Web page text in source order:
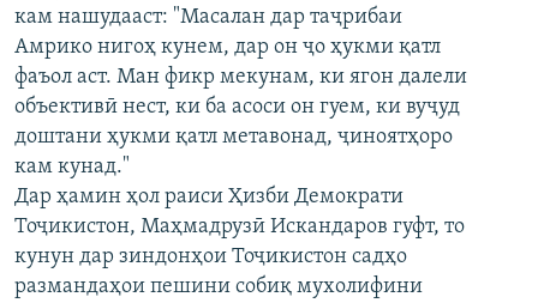
кам нашудааст: "Масалан дар таҷрибаи
Амрико нигоҳ кунем, дар он ҷо ҳукми қатл
фаъол аст. Ман фикр мекунам, ки ягон далели
объективӣ нест, ки ба асоси он гуем, ки вуҷуд
доштани ҳукми қатл метавонад, ҷиноятҳоро
кам кунад."
Дар ҳамин ҳол раиси Ҳизби Демократи
Тоҷикистон, Маҳмадрузӣ Искандаров гуфт, то
кунун дар зиндонҳои Тоҷикистон садҳо
размандаҳои пешини собиқ мухолифини